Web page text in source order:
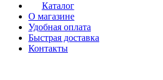
Каталог
О магазине
Удобная оплата
Быстрая доставка
Контакты